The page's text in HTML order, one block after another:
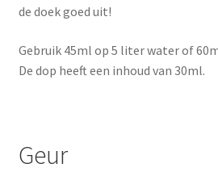
de doek goed uit!
Gebruik 45ml op 5 liter water of
De dop heeft een inhoud van 30ml.
Geur